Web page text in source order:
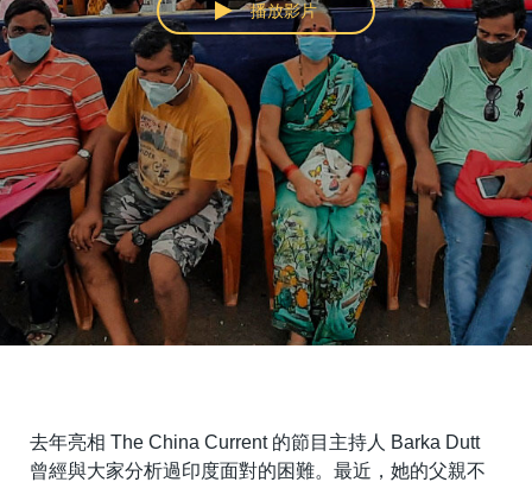
播放影片
去年亮相 The China Current 的節目主持人 Barka Dutt
曾經與大家分析過印度面對的困難。最近，她的父親不